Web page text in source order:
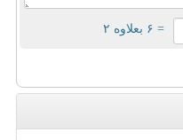
= ۶ بعلاوه ۲